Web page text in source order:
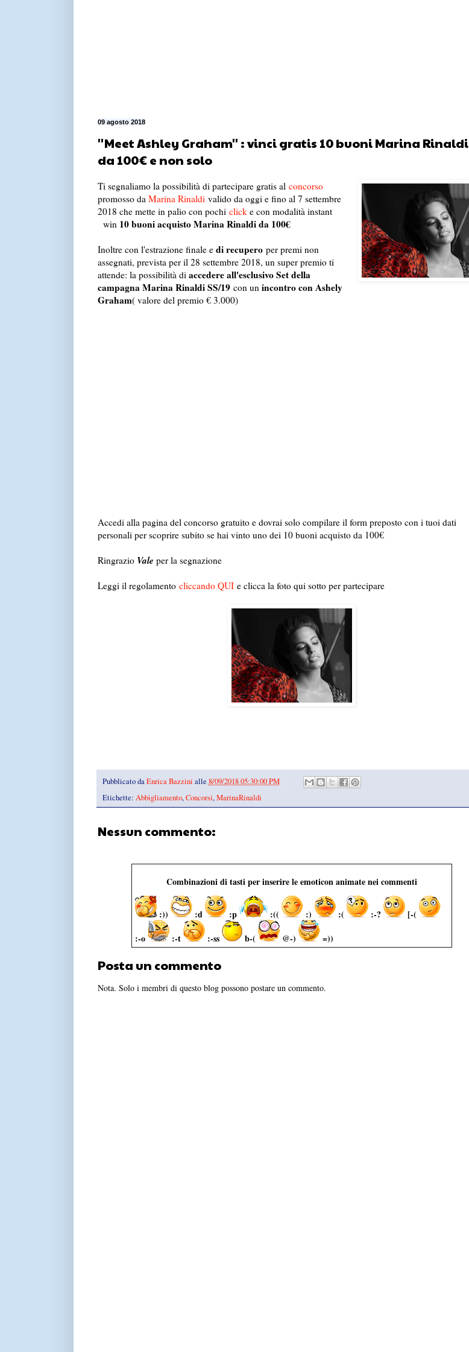
09 agosto 2018
''Meet Ashley Graham'' : vinci gratis 10 buoni Marina Rinaldi
da 100€ e non solo
Ti segnaliamo la possibilità di partecipare gratis al concorso
promosso da Marina Rinaldivalido da oggi e fino al 7 settembre
2018 che mette in palio con pochi clicke con modalità instant
win 10 buoni acquisto Marina Rinaldi da 100€
Inoltre con l'estrazione finale e di recuperoper premi non
assegnati, prevista per il 28 settembre 2018, un super premio ti
attende: la possibilità di accedere all'esclusivo Set della
campagna Marina Rinaldi SS/19con un incontro con Ashely
Graham( valore del premio € 3.000)
Accedi alla pagina del concorso gratuito e dovrai solo compilare il form preposto con i tuoi dati
personali per scoprire subito se hai vinto uno dei 10 buoni acquisto da 100€
Ringrazio Vale per la segnazione
Leggi il regolamento cliccando QUIe clicca la foto qui sotto per partecipare
Pubblicato daEnrica Bazzini alle 8/09/2018 05:30:00 PM
Etichette: Abbigliamento,Concorsi,MarinaRinaldi
Nessun commento:
Combinazioni di tasti per inserire le emoticon animate nei commenti
:)) :d :p :(( :) :( :-?
[-(
:-o
:-t :-ss b-( @-) =))
Posta un commento
Nota. Solo i membri di questo blog possono postare un commento.